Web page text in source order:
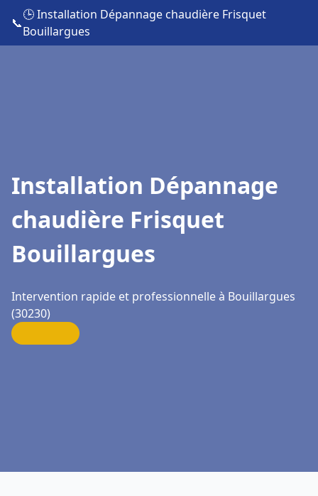
📞
🕒 Installation Dépannage chaudière Frisquet
Bouillargues
Installation Dépannage
chaudière Frisquet
Bouillargues
Intervention rapide et professionnelle à Bouillargues
(30230)